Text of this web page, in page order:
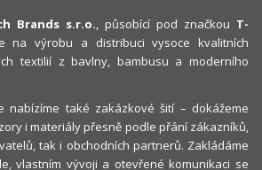
Brands s.r.o., působící pod značkou T-
na výrobu a distribuci vysoce kvalitních
textilií z bavlny, bambusu a moderního
nabízíme také zakázkové šití – dokážeme
i materiály přesně podle přání zákazníků,
tak i obchodních partnerů. Zakládáme
vlastním vývoji a otevřené komunikaci se